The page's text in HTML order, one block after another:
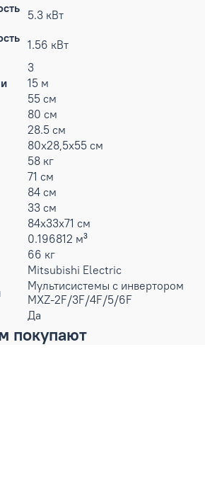
5.3 кВт
1.56 кВт
3
15 м
55 см
80 см
28.5 см
80x28,5x55 см
58 кг
71 см
84 см
33 см
84x33x71 см
0.196812 м³
66 кг
Mitsubishi Electric
Мультисистемы c инвертором
MXZ-2F/3F/4F/5/6F
Да
покупают